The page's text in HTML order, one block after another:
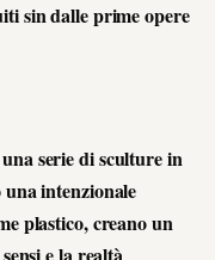
sin dalle prime opere
serie di sculture in
una intenzionale
plastico, creano un
e la realtà